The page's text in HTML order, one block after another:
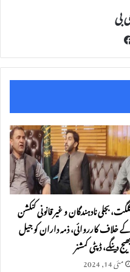
بی
eb
oo
k
بجلی نادہندگان و غیر قانونی کنکشن
خلاف کارروائی، ذمہ داران کو جیل
دینگے، ڈپٹی کمشنر
مئی 14, 2024